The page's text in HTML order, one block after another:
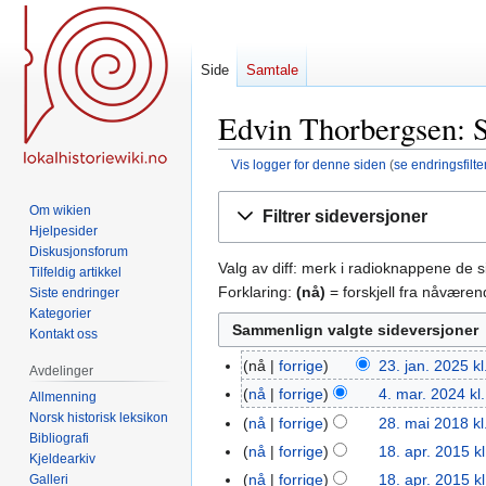
Edvin Thorbergsen:
Vis logger for denne siden (se
Filtrer sideversjoner
Valg av diff: merk i radioknappene de
Forklaring: (nå) = forskjell fra
23.
jan.
2025
nå forrige 23. jan. 2025
4.
mar.
2024
nå forrige 4. mar. 2024
28.
mai
2018
nå forrige 28. mai 2018
I
18.
apr.
nå forrige 18. apr. 2015
nå
forrige 18. apr. 2015
Side Samtale
Om wikien
Hjelpesider
Diskusjonsforum
Tilfeldig artikkel
Siste endringer
Kategorier
Kontakt oss
Avdelinger
Allmenning
Norsk historisk leksikon
Bibliografi
Kjeldearkiv
Galleri